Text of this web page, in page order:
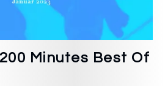
Minutes Best Of